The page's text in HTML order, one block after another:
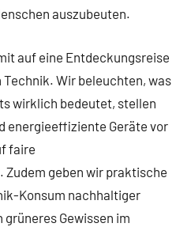
auszubeuten.
auf eine Entdeckungsreise
Technik. Wir beleuchten, was
wirklich bedeutet, stellen
energieeffiziente Geräte vor
faire
geben wir praktische
Konsum nachhaltiger
Gewissen im